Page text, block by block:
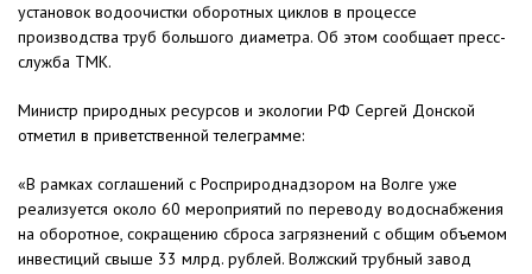
установок водоочистки оборотных циклов в процессе
производства труб большого диаметра. Об этом сообщает пресс-
служба ТМК.
​Министр природных ресурсов и экологии РФ Сергей Донской
отметил в приветственной телеграмме:
«В рамках соглашений с Росприроднадзором на Волге уже
реализуется около 60 мероприятий по переводу водоснабжения
на оборотное, сокращению сброса загрязнений с общим объемом
инвестиций свыше 33 млрд. рублей. Волжский трубный завод